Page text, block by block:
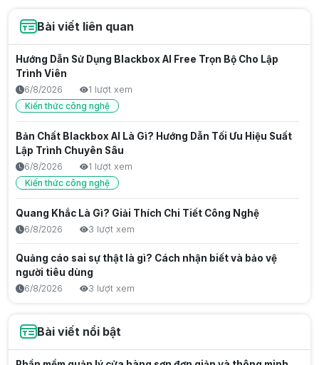
Bài viết liên quan
Hướng Dẫn Sử Dụng Blackbox AI Free Trọn Bộ Cho Lập
Trình Viên
6/8/2026
1 lượt xem
Kiến thức công nghệ
Bản Chất Blackbox AI Là Gì? Hướng Dẫn Tối Ưu Hiệu Suất
Lập Trình Chuyên Sâu
6/8/2026
1 lượt xem
Kiến thức công nghệ
Quang Khắc Là Gì? Giải Thích Chi Tiết Công Nghệ
6/8/2026 3 lượt xem
Quảng cáo sai sự thật là gì? Cách nhận biết và bảo vệ
người tiêu dùng
6/8/2026 3 lượt xem
6/8/2026 3 lượt xem
Thế hệ Gen Z từ năm nào? Tìm hiểu nguồn gốc và đặc
Bài viết nổi bật